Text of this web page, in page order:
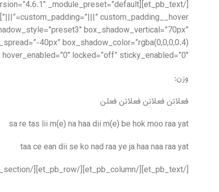
box_shadow_vertical=”70px”
locked=”off” sticky_enabled=”0″]
وزن:
فعلاتن فعلاتن فعلاتن فعلن
sa re tas lii m(e) na haa dii m(e) be hok moo raa yat
taa ce ean dii se ko nad raa ye ja haa naa raa yat
[/et_pb_text][/et_pb_column][/et_pb_row][/et_pb_section]